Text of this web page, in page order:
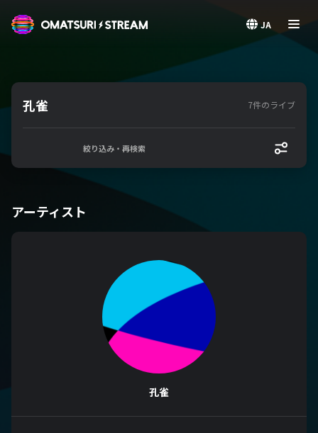
JA
孔雀 7件のライブ
絞り込み・再検索
アーティスト
孔雀